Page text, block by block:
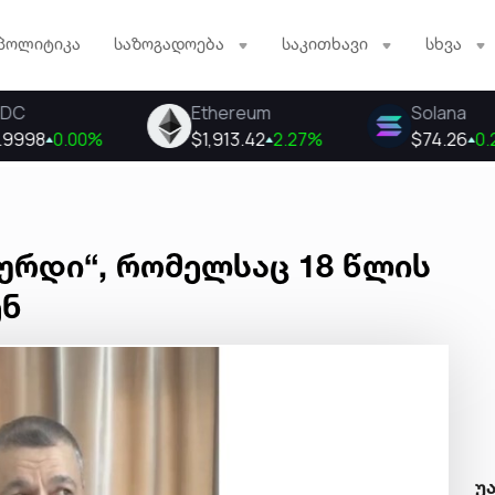
საზოგადოება საკითხავი სხვა
რომელსაც 18 წლის